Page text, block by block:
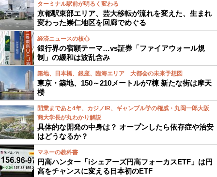
ターミナル駅前が明るく変わる
京都駅東部エリア、芸大移転が流れを変えた、生まれ
変わった崇仁地区を回廊でめぐる
経済ニュースの核心
銀行界の宿願テーマ…vs証券「ファイアウォール規
制」の緩和は波乱含み
築地、日本橋、銀座、臨海エリア 大都会の未来予想図
東京・築地、150～210メートルが7棟 新たな街は摩天
楼
開業まであと4年、カジノIR、ギャンブル学の権威・丸岡一郎大阪
商大学長が丸わかり解説
具体的な開発の中身は？ オープンしたら依存症や治安
はどうなるか？
マネーの教科書
円高ハンター「iシェアーズ円高フォーカスETF」は円
高をチャンスに変える日本初のETF